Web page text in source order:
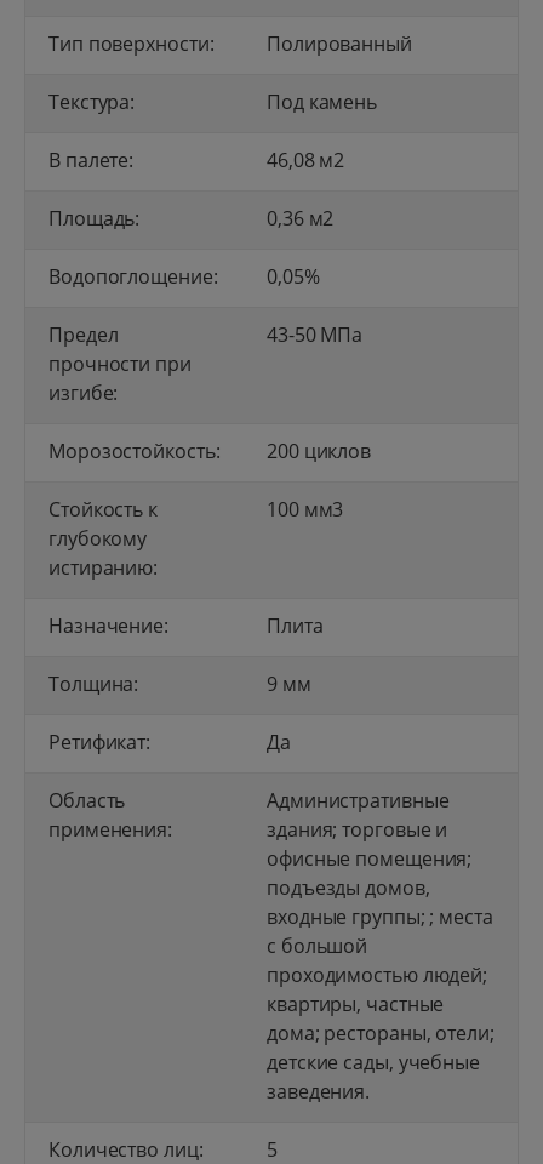
Тип поверхности: Полированный
Текстура: Под камень
В палете: 46,08 м2
Площадь: 0,36 м2
Водопоглощение: 0,05%
Предел
прочности при
изгибе:
43-50 МПа
Морозостойкость: 200 циклов
Стойкость к
глубокому
истиранию:
100 мм3
Назначение: Плита
Толщина: 9 мм
Ретификат: Да
Область
применения:
Административные
здания; торговые и
офисные помещения;
подъезды домов,
входные группы; ; места
с большой
проходимостью людей;
квартиры, частные
дома; рестораны, отели;
детские сады, учебные
заведения.
Количество лиц: 5